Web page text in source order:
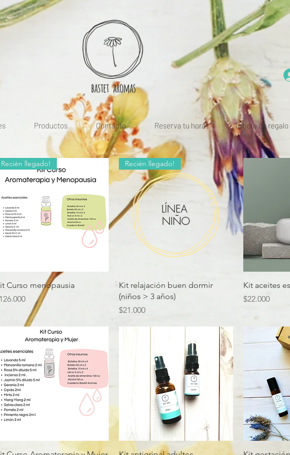
Productos Contacto Reserva tu hora Tarjeta de regalo
Vista rápida
Recién llegado!
Curso menopausia
Vista rápida
Recién llegado!
Kit relajación buen dormir
(niños > 3 años)
Precio
$21.000
Kit aceites
Precio
$22.000